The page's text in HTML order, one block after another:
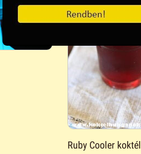
Ruby Cooler koktél